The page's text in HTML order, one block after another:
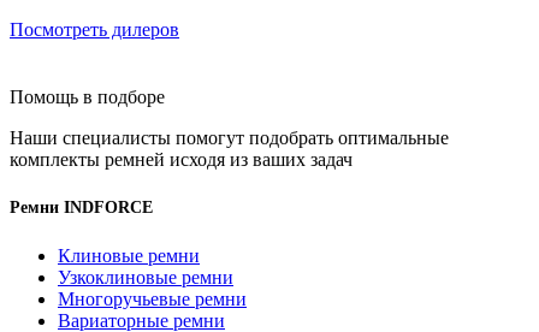
Посмотреть дилеров
Помощь в подборе
Наши специалисты помогут подобрать оптимальные
комплекты ремней исходя из ваших задач
Ремни INDFORCE
Клиновые ремни
Узкоклиновые ремни
Многоручьевые ремни
Вариаторные ремни